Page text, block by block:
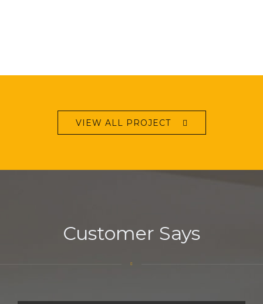
VIEW ALL PROJECT
Customer Says